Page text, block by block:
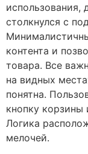
использования,
столкнулся с
контента и
товара. Все
на видных
понятна.
кнопку корзины
Логика
мелочей.